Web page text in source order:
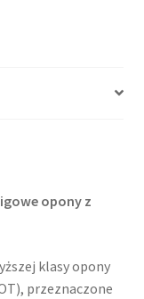
opony z
klasy opony
przeznaczone